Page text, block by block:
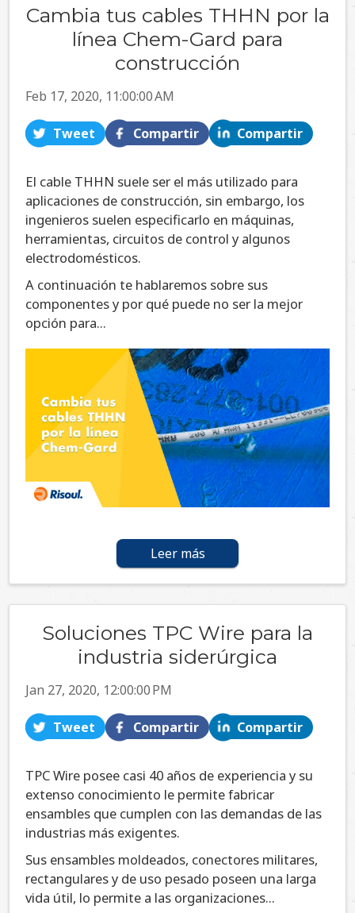
Cambia tus cables THHN por la
línea Chem-Gard para
construcción
Feb 17, 2020, 11:00:00 AM
Tweet Compartir Compartir
El cable THHN suele ser el más utilizado para
aplicaciones de construcción, sin embargo, los
ingenieros suelen especificarlo en máquinas,
herramientas, circuitos de control y algunos
electrodomésticos.
A continuación te hablaremos sobre sus
componentes y por qué puede no ser la mejor
opción para...
Leer más
Soluciones TPC Wire para la
industria siderúrgica
Jan 27, 2020, 12:00:00 PM
Tweet Compartir Compartir
TPC Wire posee casi 40 años de experiencia y su
extenso conocimiento le permite fabricar
ensambles que cumplen con las demandas de las
industrias más exigentes.
Sus ensambles moldeados, conectores militares,
rectangulares y de uso pesado poseen una larga
vida útil, lo permite a las organizaciones...